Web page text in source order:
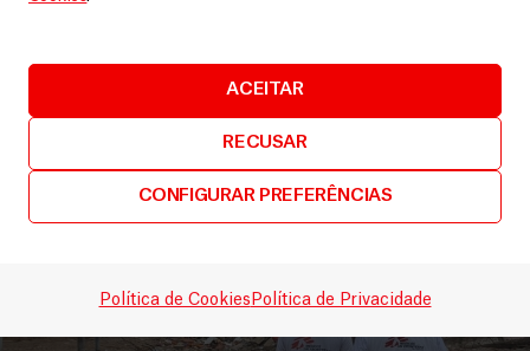
ACEITAR
RECUSAR
CONFIGURAR PREFERÊNCIAS
Política de Cookies Política de Privacidade